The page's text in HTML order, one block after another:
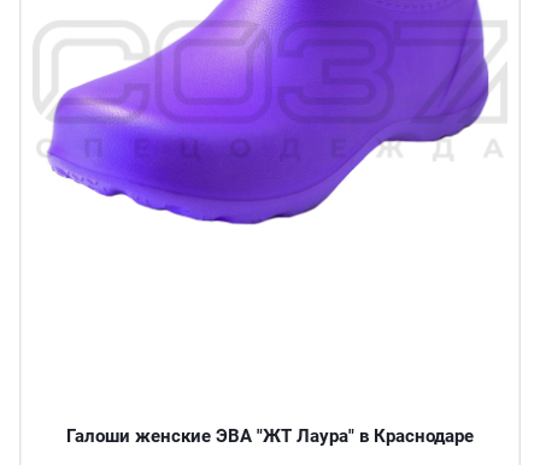
Галоши женские ЭВА "ЖТ Лаура" в Краснодаре